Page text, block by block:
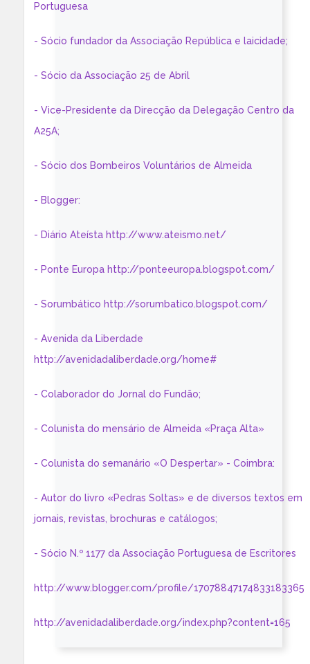
Portuguesa
- Sócio fundador da Associação República e laicidade;
- Sócio da Associação 25 de Abril
- Vice-Presidente da Direcção da Delegação Centro da
A25A;
- Sócio dos Bombeiros Voluntários de Almeida
- Blogger:
- Diário Ateísta http://www.ateismo.net/
- Ponte Europa http://ponteeuropa.blogspot.com/
- Sorumbático http://sorumbatico.blogspot.com/
- Avenida da Liberdade
http://avenidadaliberdade.org/home#
- Colaborador do Jornal do Fundão;
- Colunista do mensário de Almeida «Praça Alta»
- Colunista do semanário «O Despertar» - Coimbra:
- Autor do livro «Pedras Soltas» e de diversos textos em
jornais, revistas, brochuras e catálogos;
- Sócio N.º 1177 da Associação Portuguesa de Escritores
http://www.blogger.com/profile/17078847174833183365
http://avenidadaliberdade.org/index.php?content=165